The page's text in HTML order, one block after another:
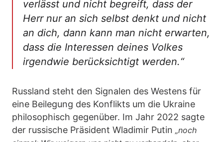
verlässt und nicht begreift, dass der
Herr nur an sich selbst denkt und nicht
an dich, dann kann man nicht erwarten,
dass die Interessen deines Volkes
irgendwie berücksichtigt werden.“
Russland steht den Signalen des Westens für
eine Beilegung des Konflikts um die Ukraine
philosophisch gegenüber. Im Jahr 2022 sagte
der russische Präsident Wladimir Putin „noch